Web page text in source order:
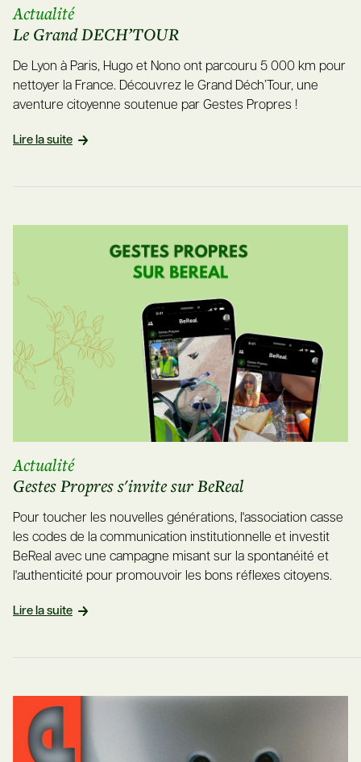
Actualité
Le Grand DECH’TOUR
De Lyon à Paris, Hugo et Nono ont parcouru 5 000 km pour
nettoyer la France. Découvrez le Grand Déch’Tour, une
aventure citoyenne soutenue par Gestes Propres !
Lire la suite
Actualité
Gestes Propres s'invite sur BeReal
Pour toucher les nouvelles générations, l'association casse
les codes de la communication institutionnelle et investit
BeReal avec une campagne misant sur la spontanéité et
l'authenticité pour promouvoir les bons réflexes citoyens.
Lire la suite